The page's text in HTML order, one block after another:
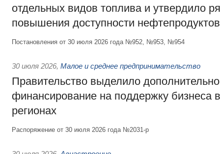
отдельных видов топлива и утвердило
повышения доступности нефтепродуктов
Постановления от 30 июля 2026 года №952, №953, №954
30 июля 2026, Малое и среднее предпринимательство
Правительство выделило
финансирование на поддержку бизнеса
регионах
Распоряжение от 30 июля 2026 года №2031-р